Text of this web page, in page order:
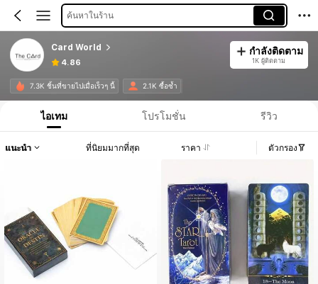
ค้นหาในร้าน
Card World
4.86
กำลังติดตาม
1K ผู้ติดตาม
7.3K ชิ้นที่ขายไปเมื่อเร็วๆ นี้ 2.1K ซื้อซ้ำ
ไอเทม โปรโมชั่น รีวิว
แนะนำ ที่นิยมมากที่สุด ราคา ตัวกรอง